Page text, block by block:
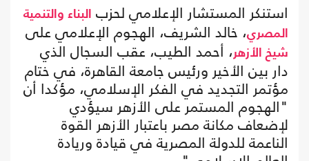
استنكر المستشار الإعلامي لحزب
البناء والتنمية
المصري، خالد الشريف، الهجوم الإعلامي على
شيخ الأزهر ، أحمد الطيب، عقب السجال الذي
دار بين الأخير ورئيس جامعة القاهرة، في ختام
مؤتمر التجديد في الفكر الإسلامي، مؤكدا أن
"الهجوم المستمر على الأزهر سيؤدي
لإضعاف مكانة مصر باعتبار الأزهر القوة
الناعمة للدولة المصرية في قيادة وريادة